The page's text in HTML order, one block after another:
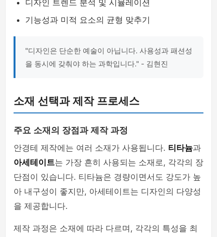
디자인 트렌드 분석 및 시뮬레이션
기능성과 미적 요소의 균형 맞추기
"디자인은 단순한 예술이 아닙니다. 사용성과 패션성
을 동시에 갖춰야 하는 과학입니다." - 김현진
소재 선택과 제작 프로세스
주요 소재의 장점과 제작 과정
안경테 제작에는 여러 소재가 사용됩니다. 티타늄과
아세테이트는 가장 흔히 사용되는 소재로, 각각의 장
단점이 있습니다. 티타늄은 경량이면서도 강도가 높
아 내구성이 좋지만, 아세테이트는 디자인의 다양성
을 제공합니다.
제작 과정은 소재에 따라 다르며, 각각의 특성을 최